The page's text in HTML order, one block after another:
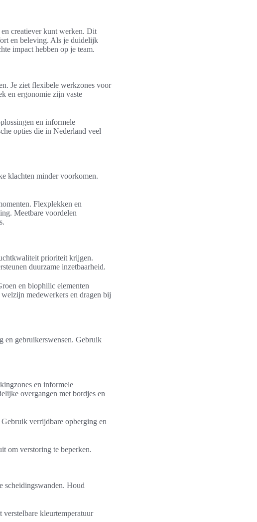
creatiever kunt werken. Dit
en beleving. Als je duidelijk
impact hebben op je team.
Je ziet flexibele werkzones voor
en ergonomie zijn vaste
en informele
opties die in Nederland veel
klachten minder voorkomen.
Flexplekken en
Meetbare voordelen
prioriteit krijgen.
duurzame inzetbaarheid.
en biophilic elementen
medewerkers en dragen bij
en gebruikerswensen. Gebruik
en informele
overgangen met bordjes en
verrijdbare opberging en
om verstoring te beperken.
scheidingswanden. Houd
kleurtemperatuur